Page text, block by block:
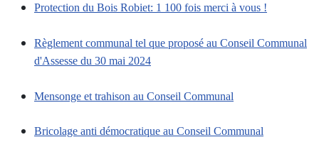
Protection du Bois Robiet: 1 100 fois merci à vous !
Règlement communal tel que proposé au Conseil Communal
d'Assesse du 30 mai 2024
Mensonge et trahison au Conseil Communal
Bricolage anti démocratique au Conseil Communal